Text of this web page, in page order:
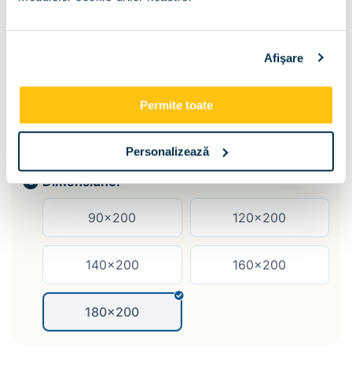
Afişare
Permite toate
Personalizează
Somiera si lada pat
Dimensiune:
90x200 120x200
140x200 160x200
180x200